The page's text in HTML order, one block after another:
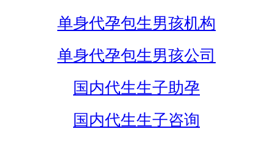
单身代孕包生男孩机构
单身代孕包生男孩公司
国内代生生子助孕
国内代生生子咨询